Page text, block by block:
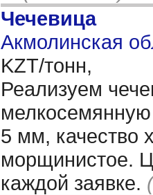
Чечевица
Акмолинская
KZT/тонн,
Реализуем
мелкосемянную
5 мм, качество
морщинистое.
каждой заявке.